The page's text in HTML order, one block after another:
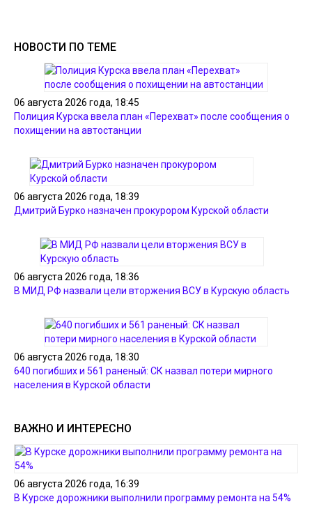
НОВОСТИ ПО ТЕМЕ
06 августа 2026 года, 18:45
Полиция Курска ввела план «Перехват» после сообщения о
похищении на автостанции
06 августа 2026 года, 18:39
Дмитрий Бурко назначен прокурором Курской области
06 августа 2026 года, 18:36
В МИД РФ назвали цели вторжения ВСУ в Курскую область
06 августа 2026 года, 18:30
640 погибших и 561 раненый: СК назвал потери мирного
населения в Курской области
ВАЖНО И ИНТЕРЕСНО
06 августа 2026 года, 16:39
В Курске дорожники выполнили программу ремонта на 54%